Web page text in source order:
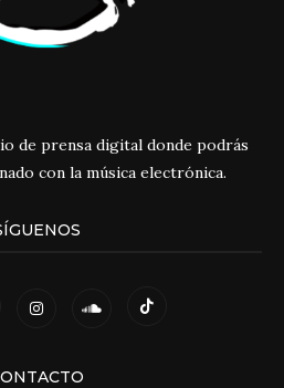
de prensa digital donde podrás
con la música electrónica.